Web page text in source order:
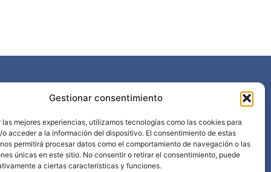
Gestionar consentimiento
las mejores experiencias, utilizamos tecnologías como las cookies para
o acceder a la información del dispositivo. El consentimiento de estas
permitirá procesar datos como el comportamiento de navegación o las
únicas en este sitio. No consentir o retirar el consentimiento, puede
a ciertas características y funciones.
968 898 297
Política privacidad
Aviso legal